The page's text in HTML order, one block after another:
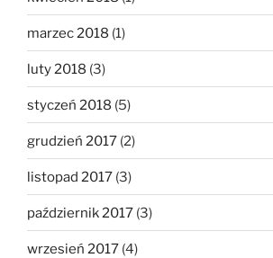
marzec 2018 (1)
luty 2018 (3)
styczeń 2018 (5)
grudzień 2017 (2)
listopad 2017 (3)
październik 2017 (3)
wrzesień 2017 (4)